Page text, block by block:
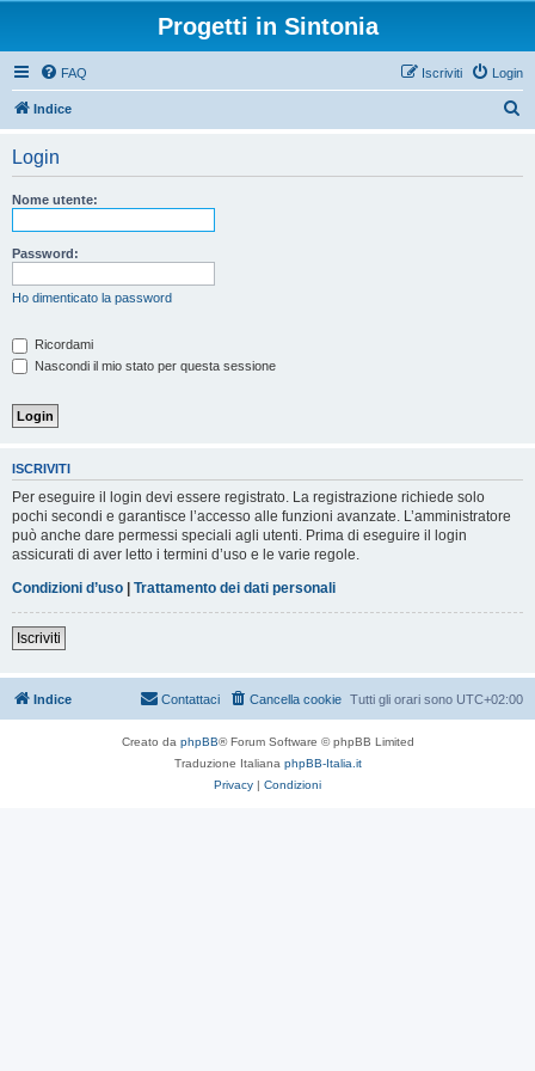
Progetti in Sintonia
FAQ Login
Iscriviti
Indice
Login
Nome utente:
Password:
Ho dimenticato la password
Ricordami
Nascondi il mio stato per questa sessione
ISCRIVITI
Per eseguire il login devi essere registrato. La registrazione richiede solo
pochi secondi e garantisce l’accesso alle funzioni avanzate. L’amministratore
può anche dare permessi speciali agli utenti. Prima di eseguire il login
assicurati di aver letto i termini d’uso e le varie regole.
Condizioni d’uso | Trattamento dei dati personali
Iscriviti
Indice Tutti gli orari sono UTC+02:00
Cancella cookie
Contattaci
Creato da phpBB® Forum Software © phpBB Limited
Traduzione Italiana phpBB-Italia.it
Privacy | Condizioni